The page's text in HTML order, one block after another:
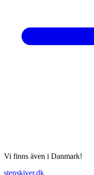
Vi finns även i Danmark!
stenskiver.dk